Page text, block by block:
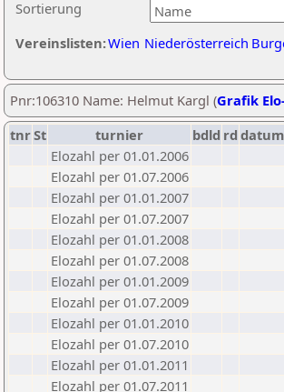
Sortierung
Vereinslisten:Wien Niederösterreich
Pnr:106310 Name: Helmut Kargl (Grafik
tnrSt turnier bdld rd datum
Elozahl per 01.01.2006
Elozahl per 01.07.2006
Elozahl per 01.01.2007
Elozahl per 01.07.2007
Elozahl per 01.01.2008
Elozahl per 01.07.2008
Elozahl per 01.01.2009
Elozahl per 01.07.2009
Elozahl per 01.01.2010
Elozahl per 01.07.2010
Elozahl per 01.01.2011
Elozahl per 01.07.2011